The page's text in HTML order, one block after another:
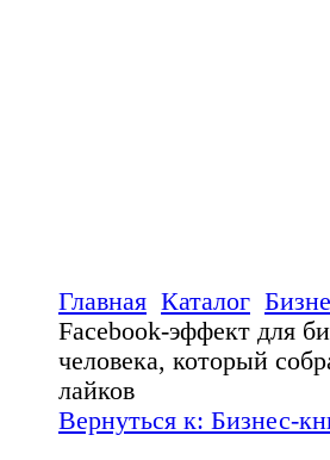
Главная Каталог
Facebook-эффект для
человека, который
лайков
Вернуться к: Бизнес-